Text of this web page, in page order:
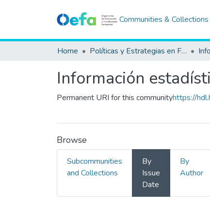
Communities & Collections
Home Políticas y Estrategias en Fiscalización Ambiental
Información
Permanent URI for this communityhttps://
Browse
Subcommunities
and Collections
By
Issue
Date
By
Author